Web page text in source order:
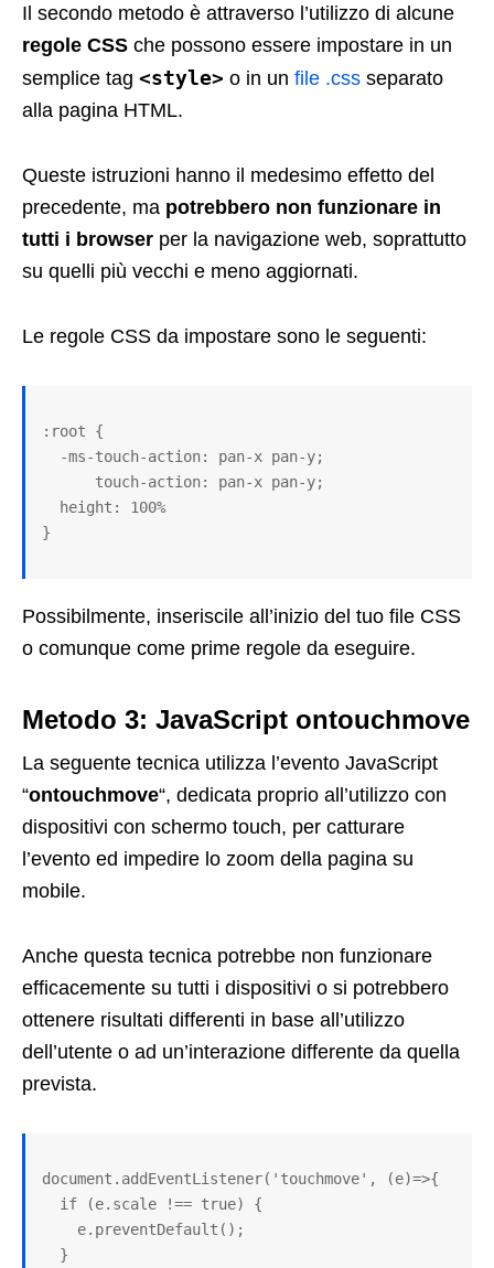
Il secondo metodo è attraverso l’utilizzo di alcune
regole CSS che possono essere impostare in un
semplice tag <style> o in un file .css separato
alla pagina HTML.
Queste istruzioni hanno il medesimo effetto del
precedente, ma potrebbero non funzionare in
tutti i browser per la navigazione web, soprattutto
su quelli più vecchi e meno aggiornati.
Le regole CSS da impostare sono le seguenti:
:root {
}
Possibilmente, inseriscile all’inizio del tuo file CSS
o comunque come prime regole da eseguire.
Metodo 3: JavaScript ontouchmove
La seguente tecnica utilizza l’evento JavaScript
“ontouchmove“, dedicata proprio all’utilizzo con
dispositivi con schermo touch, per catturare
l’evento ed impedire lo zoom della pagina su
mobile.
Anche questa tecnica potrebbe non funzionare
efficacemente su tutti i dispositivi o si potrebbero
ottenere risultati differenti in base all’utilizzo
dell’utente o ad un’interazione differente da quella
prevista.
document.addEventListener('touchmove', (e)=>{